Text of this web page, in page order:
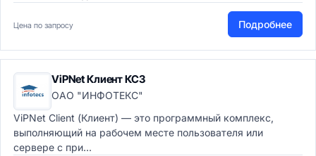
Цена по запросу Подробнее
ViPNet Клиент КС3
ОАО "ИНФОТЕКС"
ViPNet Client (Клиент) — это программный комплекс,
выполняющий на рабочем месте пользователя или
сервере с при...